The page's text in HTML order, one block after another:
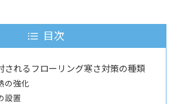
目次
されるフローリング寒さ対策の種類
の強化
設置